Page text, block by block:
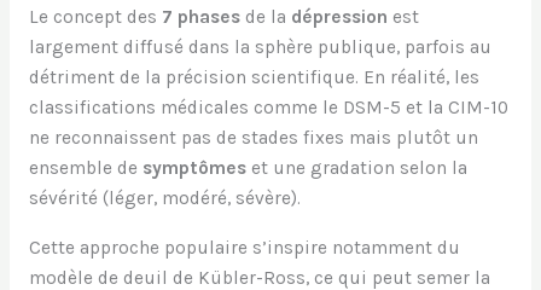
Le concept des 7 phasesde la dépression est
largement diffusé dans la sphère publique, parfois au
détriment de la précision scientifique. En réalité, les
classifications médicales comme le DSM-5 et la CIM-10
ne reconnaissent pas de stades fixes mais plutôt un
ensemble de symptômeset une gradation selon la
sévérité (léger, modéré, sévère).
Cette approche populaire s’inspire notamment du
modèle de deuil de Kübler-Ross, ce qui peut semer la